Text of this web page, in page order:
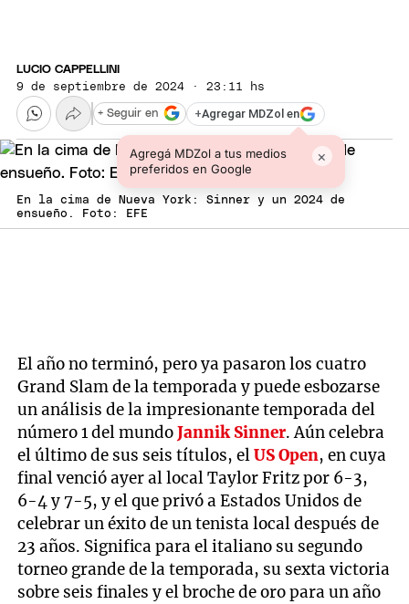
LUCIO CAPPELLINI
9 de septiembre de 2024 · 23:11 hs
+Agregar MDZol en
Agregá MDZol a tus medios
preferidos en Google
×
+ Seguir en
En la cima de Nueva York: Sinner y un 2024 de
ensueño. Foto: EFE
El año no terminó, pero ya pasaron los cuatro
Grand Slam de la temporada y puede esbozarse
un análisis de la impresionante temporada del
número 1 del mundoJannik Sinner. Aún celebra
el último de sus seis títulos, elUS Open, en cuya
final venció ayer al local Taylor Fritz por 6-3,
6-4 y 7-5, y el que privó a Estados Unidos de
celebrar un éxito de un tenista local después de
23 años. Significa para el italiano su segundo
torneo grande de la temporada, su sexta victoria
sobre seis finales y el broche de oro para un año